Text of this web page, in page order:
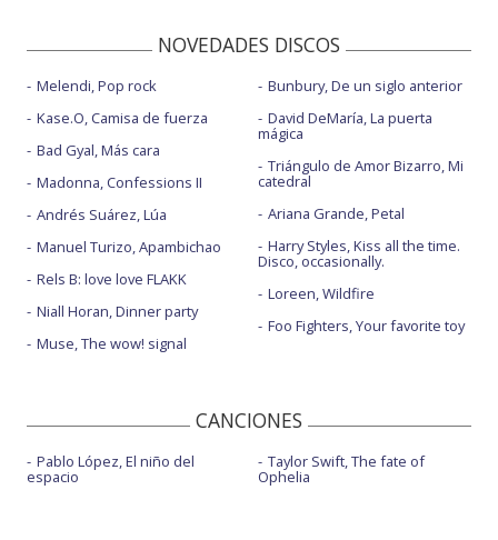
NOVEDADES DISCOS
Melendi, Pop rock
Kase.O, Camisa de fuerza
Bad Gyal, Más cara
Madonna, Confessions II
Andrés Suárez, Lúa
Manuel Turizo, Apambichao
Rels B: love love FLAKK
Niall Horan, Dinner party
Muse, The wow! signal
Bunbury, De un siglo anterior
David DeMaría, La puerta
mágica
Triángulo de Amor Bizarro, Mi
catedral
Ariana Grande, Petal
Harry Styles, Kiss all the time.
Disco, occasionally.
Loreen, Wildfire
Foo Fighters, Your favorite toy
CANCIONES
Pablo López, El niño del
espacio
Taylor Swift, The fate of
Ophelia